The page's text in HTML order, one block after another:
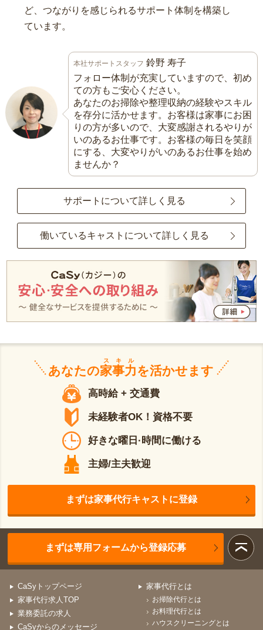
ど、つながりを感じられるサポート体制を構築し
ています。
本社サポートスタッフ 鈴野 寿子
フォロー体制が充実していますので、初め
ての方もご安心ください。
あなたのお掃除や整理収納の経験やスキル
を存分に活かせます。お客様は家事にお困
りの方が多いので、大変感謝されるやりが
いのあるお仕事です。お客様の毎日を笑顔
にする、大変やりがいのあるお仕事を始め
ませんか？
サポートについて詳しく見る
働いているキャストについて詳しく見る
あなたの家事力
スキル
を活かせます
高時給 + 交通費
未経験者OK！資格不要
好きな曜日·時間に働ける
主婦/主夫歓迎
まずは家事代行キャストに登録
まずは専用フォームから登録応募
CaSyトップページ
家事代行求人TOP
業務委託の求人
CaSyからのメッセージ
家事代行とは
お掃除代行とは
お料理代行とは
ハウスクリーニングとは